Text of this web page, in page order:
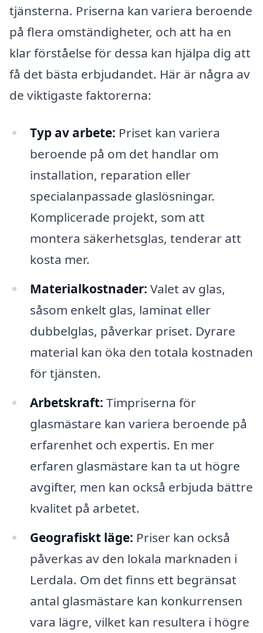
tjänsterna. Priserna kan variera beroende
på flera omständigheter, och att ha en
klar förståelse för dessa kan hjälpa dig att
få det bästa erbjudandet. Här är några av
de viktigaste faktorerna:
Typ av arbete: Priset kan variera
beroende på om det handlar om
installation, reparation eller
specialanpassade glaslösningar.
Komplicerade projekt, som att
montera säkerhetsglas, tenderar att
kosta mer.
Materialkostnader: Valet av glas,
såsom enkelt glas, laminat eller
dubbelglas, påverkar priset. Dyrare
material kan öka den totala kostnaden
för tjänsten.
Arbetskraft: Timpriserna för
glasmästare kan variera beroende på
erfarenhet och expertis. En mer
erfaren glasmästare kan ta ut högre
avgifter, men kan också erbjuda bättre
kvalitet på arbetet.
Geografiskt läge: Priser kan också
påverkas av den lokala marknaden i
Lerdala. Om det finns ett begränsat
antal glasmästare kan konkurrensen
vara lägre, vilket kan resultera i högre